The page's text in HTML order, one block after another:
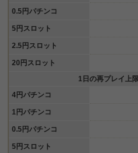
0.5円パチンコ
5円スロット
2.5円スロット
20円スロット
1日の再プレイ上
4円パチンコ
1円パチンコ
0.5円パチンコ
5円スロット